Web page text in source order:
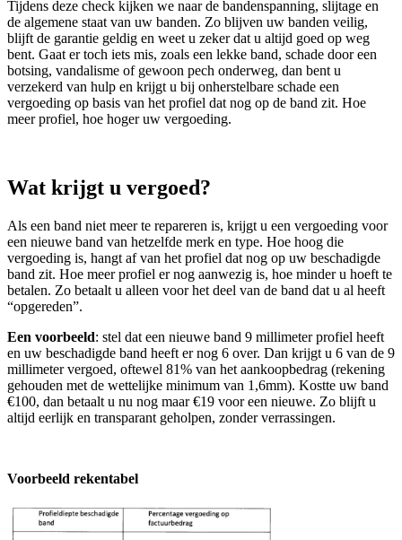
Tijdens deze check kijken we naar de bandenspanning, slijtage en
de algemene staat van uw banden. Zo blijven uw banden veilig,
blijft de garantie geldig en weet u zeker dat u altijd goed op weg
bent. Gaat er toch iets mis, zoals een lekke band, schade door een
botsing, vandalisme of gewoon pech onderweg, dan bent u
verzekerd van hulp en krijgt u bij onherstelbare schade een
vergoeding op basis van het profiel dat nog op de band zit. Hoe
meer profiel, hoe hoger uw vergoeding.
Wat krijgt u vergoed?
Als een band niet meer te repareren is, krijgt u een vergoeding voor
een nieuwe band van hetzelfde merk en type. Hoe hoog die
vergoeding is, hangt af van het profiel dat nog op uw beschadigde
band zit. Hoe meer profiel er nog aanwezig is, hoe minder u hoeft te
betalen. Zo betaalt u alleen voor het deel van de band dat u al heeft
“opgereden”.
Een voorbeeld: stel dat een nieuwe band 9 millimeter profiel heeft
en uw beschadigde band heeft er nog 6 over. Dan krijgt u 6 van de 9
millimeter vergoed, oftewel 81% van het aankoopbedrag (rekening
gehouden met de wettelijke minimum van 1,6mm). Kostte uw band
€100, dan betaalt u nu nog maar €19 voor een nieuwe. Zo blijft u
altijd eerlijk en transparant geholpen, zonder verrassingen.
Voorbeeld rekentabel